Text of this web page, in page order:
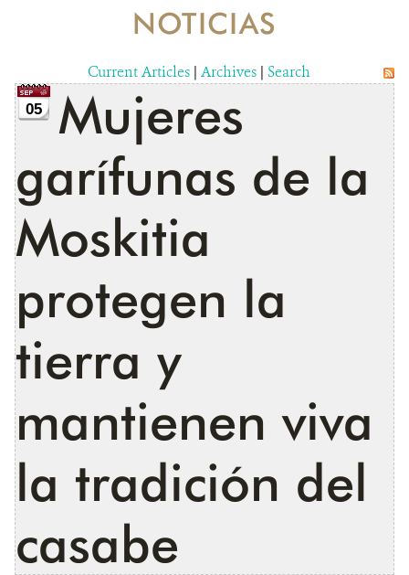
RESOURCES
NOTICIAS
CONTACTO
DONA
NOTICIAS
Current Articles | Archives | Search
05
Mujeres
garífunas de la
Moskitia
protegen la
tierra y
mantienen viva
la tradición del
casabe